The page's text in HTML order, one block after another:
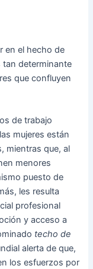
en el hecho de
tan determinante
que confluyen
de trabajo
mujeres están
mientras que, al
menores
puesto de
les resulta
profesional
y acceso a
techo de
alerta de que,
los esfuerzos por